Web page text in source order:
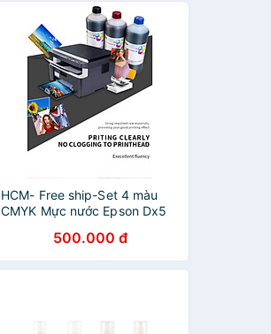
HCM- Free ship-Set 4 màu
CMYK Mực nước Epson Dx5
phí, hàng nhập khẩu.
500.000 đ